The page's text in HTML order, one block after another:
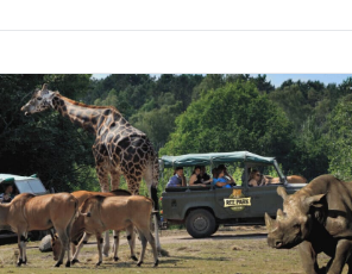
en dansk ferie
i dyrenes vidunderlige verden